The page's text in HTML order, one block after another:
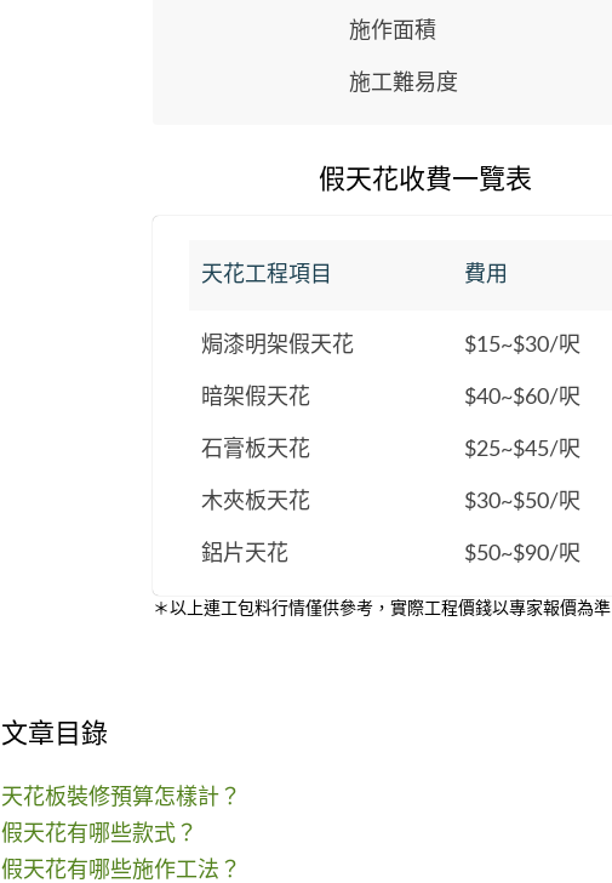
施作面積
施工難易度
假天花收費一覽表
天花工程項目 費用
焗漆明架假天花 $15~$30/呎
暗架假天花 $40~$60/呎
石膏板天花 $25~$45/呎
木夾板天花 $30~$50/呎
鋁片天花 $50~$90/呎
＊以上連工包料行情僅供參考，實際工程價錢以專家報價為準
文章目錄
天花板裝修預算怎樣計？
假天花有哪些款式？
假天花有哪些施作工法？